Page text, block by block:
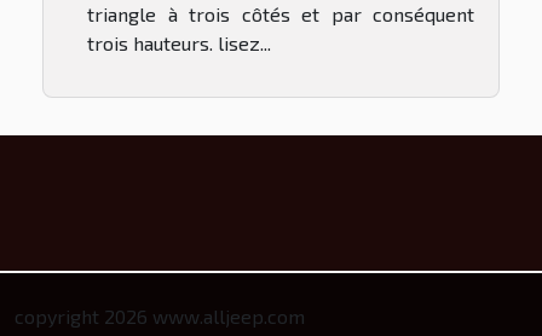
triangle à trois côtés et par conséquent
trois hauteurs. lisez...
copyright 2026 www.alljeep.com